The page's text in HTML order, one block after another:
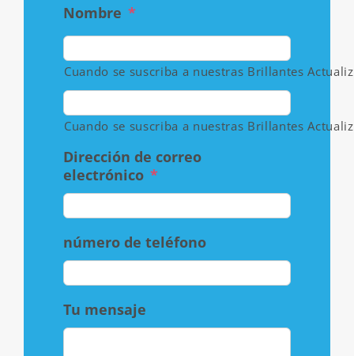
Nombre *
Cuando se suscriba a nuestras Brillantes
Cuando se suscriba a nuestras Brillantes
Dirección de correo
electrónico *
número de teléfono
Tu mensaje